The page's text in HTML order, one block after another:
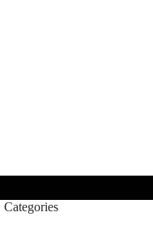
Categories